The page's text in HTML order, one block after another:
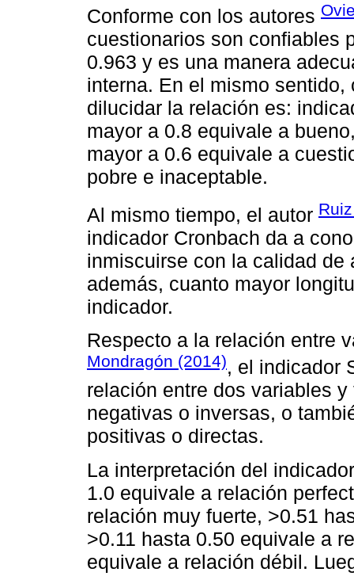
Conforme con los autores
cuestionarios son confiables
0.963 y es una manera
interna. En el mismo
dilucidar la relación es:
mayor a 0.8 equivale a
mayor a 0.6 equivale a
pobre e inaceptable.
Al mismo tiempo, el autor
indicador Cronbach da a
inmiscuirse con la calidad
además, cuanto mayor
indicador.
Respecto a la relación entre
Mondragón (2014), el indicador
relación entre dos variables
negativas o inversas, o
positivas o directas.
La interpretación del
1.0 equivale a relación
relación muy fuerte, >0.51
>0.11 hasta 0.50 equivale a
equivale a relación débil.